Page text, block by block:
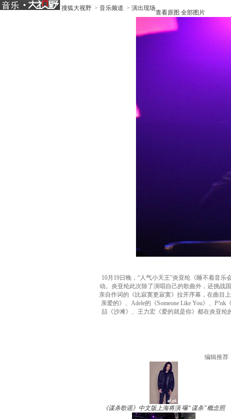
搜狐大视野 > 音乐频道 > 演出现场
查看原图 全部图片
10月19日晚，“人气小天王”炎亚纶《睡不着音
动。炎亚纶此次除了演唱自己的歌曲外，还挑战
亲自作词的《比寂寞更寂寞》拉开序幕，在曲目
亲爱的》、Adele的《Someone Like You》、
喆《沙滩》、王力宏《爱的就是你》都在炎亚纶
编辑推荐
《谋杀歌谣》中文版上海将演 曝“谋杀”概念照